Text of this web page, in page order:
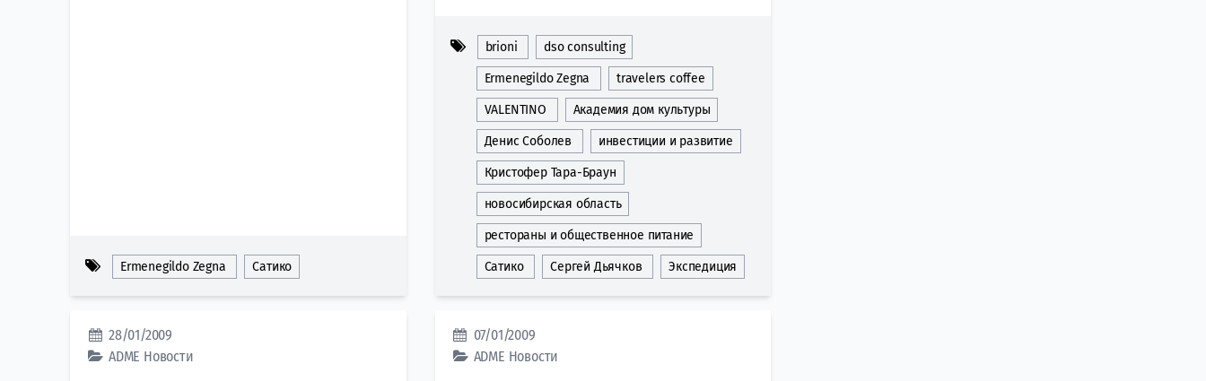
Ermenegildo Zegna Сатико
brioni dso consulting
Ermenegildo Zegna travelers coffee
VALENTINO Академия дом культуры
Денис Соболев инвестиции и развитие
Кристофер Тара-Браун
новосибирская область
рестораны и общественное питание
Сатико Сергей Дьячков Экспедиция
28/01/2009
ADME Новости
07/01/2009
ADME Новости